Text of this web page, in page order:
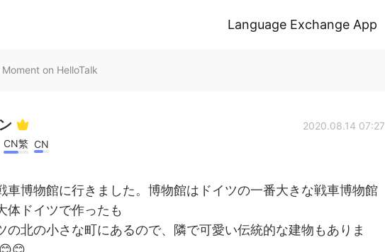
Language Exchange App
on HelloTalk
CN繁 CN
2020.08.14 07:27
車博物館に行きました。博物館はドイツの一番大きな戦車博物館
体ドイツで作ったも
の北の小さな町にあるので、隣で可愛い伝統的な建物もありま